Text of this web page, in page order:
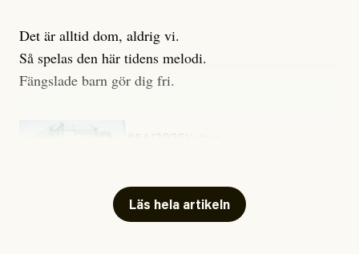
Det är alltid dom, aldrig vi.
Så spelas den här tidens melodi.
Fängslade barn gör dig fri.
Läs hela artikeln